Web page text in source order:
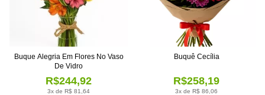
3x de R$ 81,64
R$244,92
Buque Alegria Em Flores No Vaso
De Vidro
3x de R$ 86,06
R$258,19
Buquê Cecília